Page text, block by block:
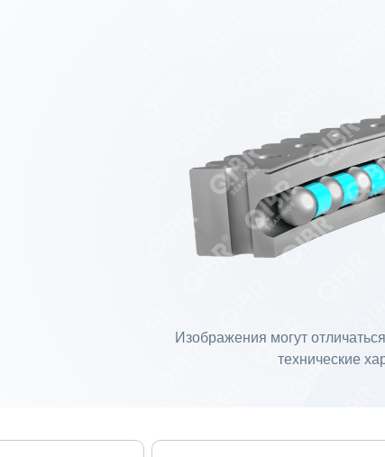
Изображения могут
технические